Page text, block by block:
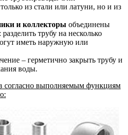
из стали или латуни, но и из
и коллекторы объединены
трубу на несколько
иметь наружную или
– герметично закрыть трубу и
воды.
согласно выполняемым функциям